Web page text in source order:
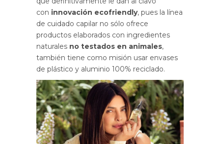
con innovación ecofriendly, pues la línea
de cuidado capilar no sólo ofrece
productos elaborados con ingredientes
naturales no testados en animales,
también tiene como misión usar envases
de plástico y aluminio 100% reciclado.